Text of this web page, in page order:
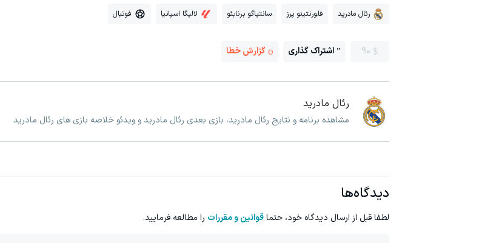
رئال مادرید فلورنتینو پرز سانتیاگو برنابئو لالیگا اسپانیا فوتبال
90 اشتراک گذاری گزارش خطا
رئال مادرید
مشاهده برنامه و نتایج رئال مادرید، بازی بعدی رئال مادرید و ویدئو خلاصه بازی های رئال مادرید
دیدگاه‌ها
لطفا قبل از ارسال دیدگاه خود، حتماقوانین و مقررات را مطالعه فرمایید.